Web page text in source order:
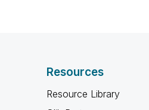
Resources
Resource Library